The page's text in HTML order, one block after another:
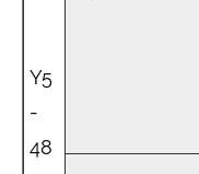
Y5
-
48